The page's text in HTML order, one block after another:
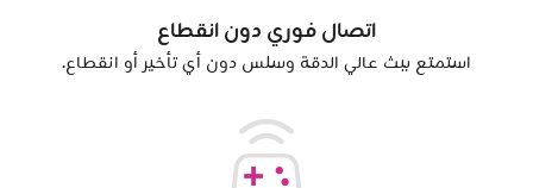
اتصال فوري دون انقطاع
استمتع ببث عالي الدقة وسلس دون أي تأخير أو انقطاع.